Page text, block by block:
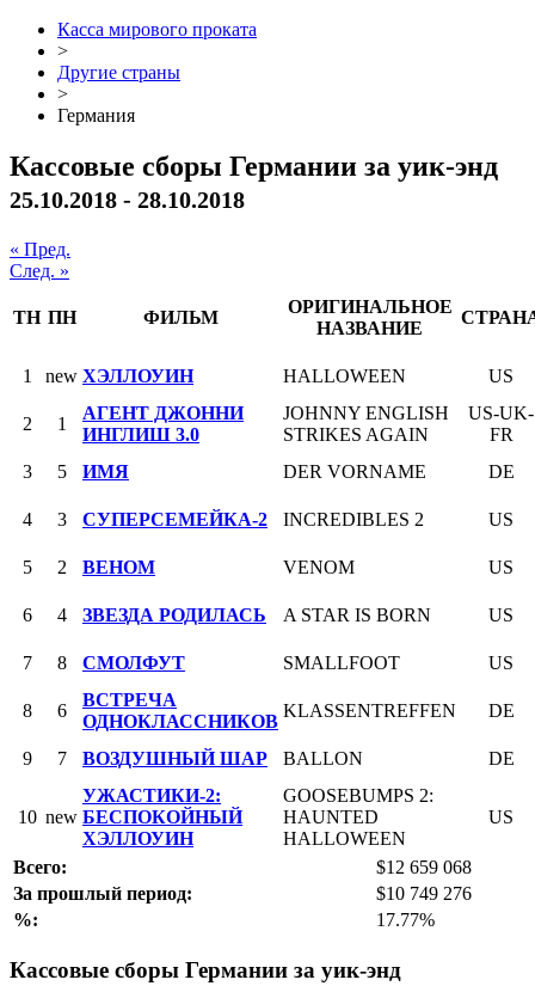
Касса мирового проката
>
Другие страны
>
Германия
Кассовые сборы Германии за уик-энд
25.10.2018 - 28.10.2018
« Пред.
След. »
ТН ПН ФИЛЬМ
ОРИГИНАЛЬНОЕ
НАЗВАНИЕ
1 new ХЭЛЛОУИН HALLOWEEN US
2 1
АГЕНТ ДЖОННИ
ИНГЛИШ 3.0
JOHNNY ENGLISH
STRIKES AGAIN
US-UK-
FR
3
5 ИМЯ DER VORNAME DE
4 3 СУПЕРСЕМЕЙКА-2 INCREDIBLES 2 US
5 2 ВЕНОМ VENOM US
6 4 ЗВЕЗДА РОДИЛАСЬ A STAR IS BORN US
7 8 СМОЛФУТ SMALLFOOT US
8 6
ВСТРЕЧА
ОДНОКЛАССНИКОВ
KLASSENTREFFEN DE
9 7 ВОЗДУШНЫЙ ШАР BALLON DE
10 new
УЖАСТИКИ-2:
БЕСПОКОЙНЫЙ
ХЭЛЛОУИН
GOOSEBUMPS 2:
HAUNTED
HALLOWEEN
US
Всего:
$12 659 068
За прошлый период:
$10 749 276
%:
17.77%
Кассовые сборы Германии за уик-энд